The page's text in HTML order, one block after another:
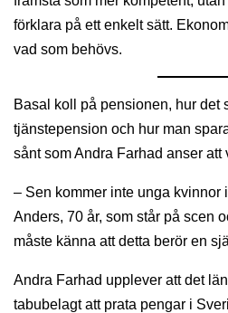
förklara på ett enkelt sätt.
vad som behövs.
Basal koll på pensionen, hur det
tjänstepension och hur man
sånt som Andra Farhad anser
– Sen kommer inte unga kvinnor
Anders, 70 år, som står på scen
måste känna att detta berör en
Andra Farhad upplever att det
tabubelagt att prata pengar i